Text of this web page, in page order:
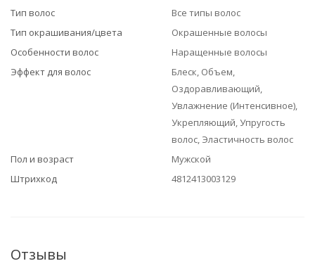
Тип волос
Все типы волос
Тип окрашивания/цвета
Окрашенные волосы
Особенности волос
Наращенные волосы
Эффект для волос
Блеск, Объем,
Оздоравливающий,
Увлажнение (Интенсивное),
Укрепляющий, Упругость
волос, Эластичность волос
Пол и возраст
Мужской
Штрихкод
4812413003129
Отзывы